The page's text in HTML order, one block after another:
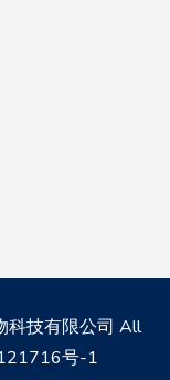
技有限公司 All
号-1